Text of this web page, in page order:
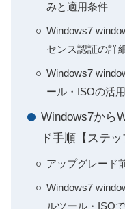
みと適用条件
Windows7
センス認証の詳
Windows7
ール・ISOの活
Windows7から
ド手順【ステ
アップグレード
Windows7
ルツール・ISO